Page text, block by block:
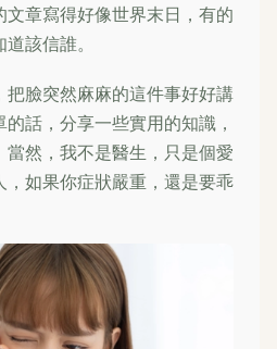
章寫得好像世界末日，有的
該信誰。
把臉突然麻麻的這件事好好講
話，分享一些實用的知識，
然，我不是醫生，只是個愛
如果你症狀嚴重，還是要乖